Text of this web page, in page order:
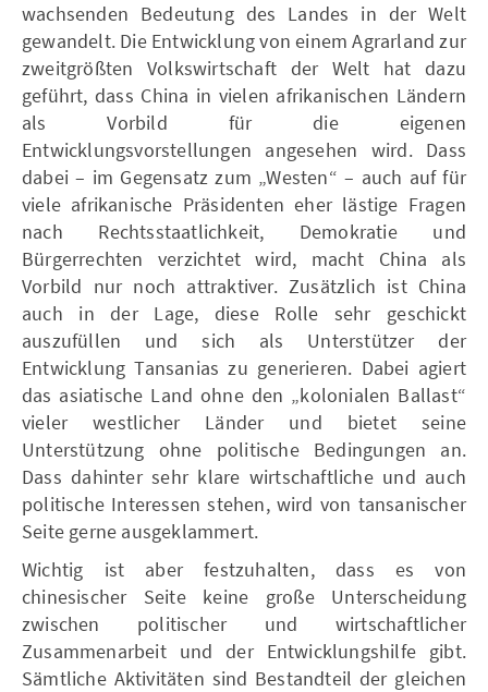
wachsenden Bedeutung des Landes in der Welt
gewandelt. Die Entwicklung von einem Agrarland zur
zweitgrößten Volkswirtschaft der Welt hat dazu
geführt, dass China in vielen afrikanischen Ländern
als Vorbild für die eigenen
Entwicklungsvorstellungen angesehen wird. Dass
dabei – im Gegensatz zum „Westen“ – auch auf für
viele afrikanische Präsidenten eher lästige Fragen
nach Rechtsstaatlichkeit, Demokratie und
Bürgerrechten verzichtet wird, macht China als
Vorbild nur noch attraktiver. Zusätzlich ist China
auch in der Lage, diese Rolle sehr geschickt
auszufüllen und sich als Unterstützer der
Entwicklung Tansanias zu generieren. Dabei agiert
das asiatische Land ohne den „kolonialen Ballast“
vieler westlicher Länder und bietet seine
Unterstützung ohne politische Bedingungen an.
Dass dahinter sehr klare wirtschaftliche und auch
politische Interessen stehen, wird von tansanischer
Seite gerne ausgeklammert.
Wichtig ist aber festzuhalten, dass es von
chinesischer Seite keine große Unterscheidung
zwischen politischer und wirtschaftlicher
Zusammenarbeit und der Entwicklungshilfe gibt.
Sämtliche Aktivitäten sind Bestandteil der gleichen